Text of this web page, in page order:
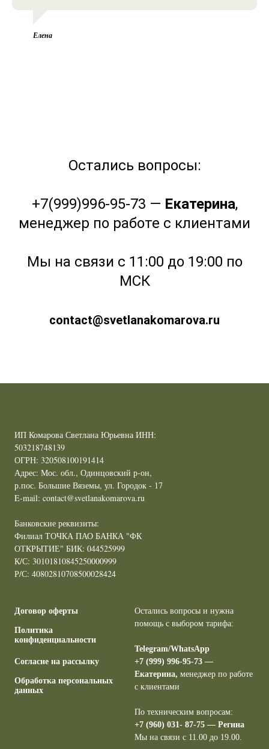
Елена
Остались вопросы:
+7(999)996-95-73 — Екатерина,
менеджер по работе с клиентами
Мы на связи с 11:00 до 19:00 по
МСК
contact@svetlanakomarova.ru
ИП Комарова Светлана Юрьевна ИНН:
503218748139
ОГРН: 320508100191414
Адрес: Мос. обл., Одинцовский р-он,
р.пос. Большие Вяземы, ул. Городок - 17
E-mail: contact@svetlanakomarova.ru
Банковские реквизиты:
Филиал ТОЧКА ПАО БАНКА "ФК
ОТКРЫТИЕ" БИК: 044525999
К/С: 30101810845250000999
Р/С: 40802810708500028424
Договор оферты
Политика
конфиденциальности
Согласие на рассылку
Обработка персональных
данных
Остались вопросы и нужна
помощь с выбором тарифа:
Telegram/WhatsApp
+7 (999) 996-95-73 —
Екатерина, менеджер по работе
с клиентами
По техническим вопросам:
+7 (960) 031- 87-75 — Регина
Мы на связи с 11.00 до 19.00.